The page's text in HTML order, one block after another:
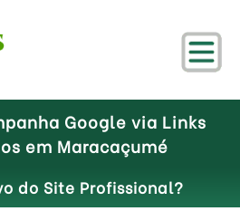
Google via Links
em Maracaçumé
do Site Profissional?